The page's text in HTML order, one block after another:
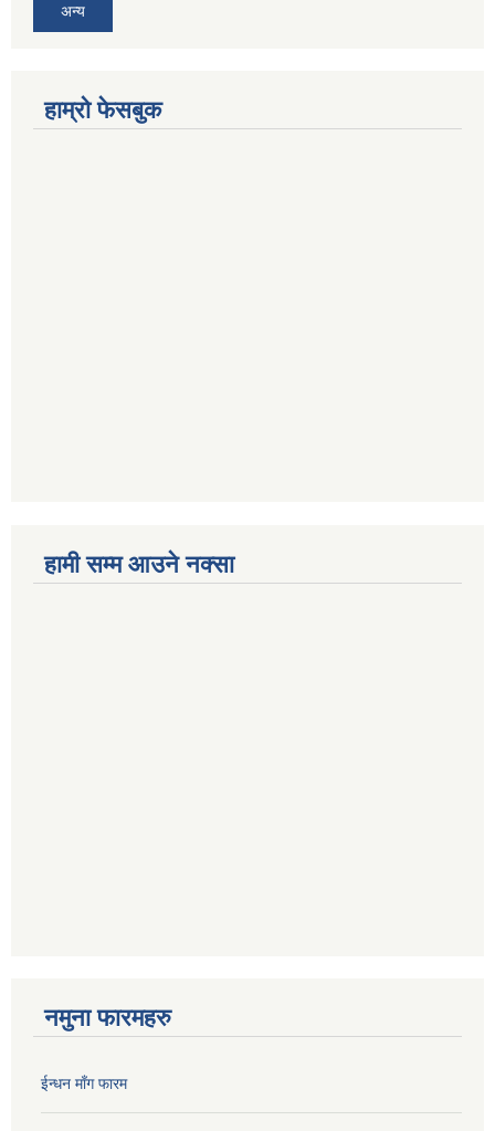
अन्य
हाम्रो फेसबुक
हामी सम्म आउने नक्सा
नमुना फारमहरु
ईन्धन माँग फारम